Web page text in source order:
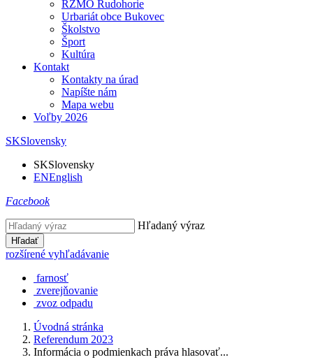
RZMO Rudohorie
Urbariát obce Bukovec
Školstvo
Šport
Kultúra
Kontakt
Kontakty na úrad
Napíšte nám
Mapa webu
Voľby 2026
SKSlovensky
SKSlovensky
ENEnglish
Facebook
Hľadaný výraz
Hľadať
rozšírené vyhľadávanie
farnosť
zverejňovanie
zvoz odpadu
Úvodná stránka
Referendum 2023
Informácia o podmienkach práva hlasovať...